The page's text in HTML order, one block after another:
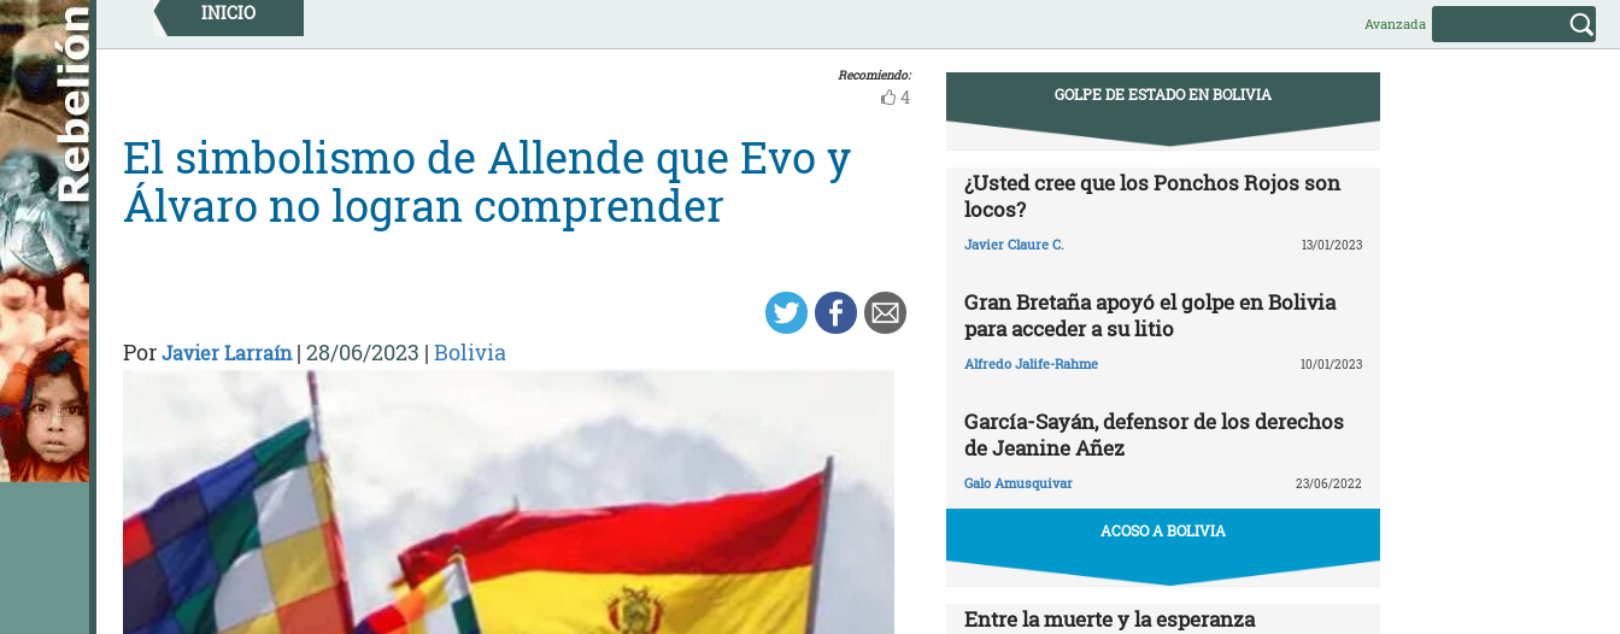
Skip
to
content
INICIO Avanzada
Recomiendo:
4
El simbolismo de Allende que Evo y
Álvaro no logran comprender
PorJavier Larraín| 28/06/2023 | Bolivia
GOLPE DE ESTADO EN BOLIVIA
¿Usted cree que los Ponchos Rojos son
locos?
Javier Claure C. 13/01/2023
Gran Bretaña apoyó el golpe en Bolivia
para acceder a su litio
Alfredo Jalife-Rahme 10/01/2023
García-Sayán, defensor de los derechos
de Jeanine Añez
Galo Amusquivar 23/06/2022
ACOSO A BOLIVIA
Entre la muerte y la esperanza